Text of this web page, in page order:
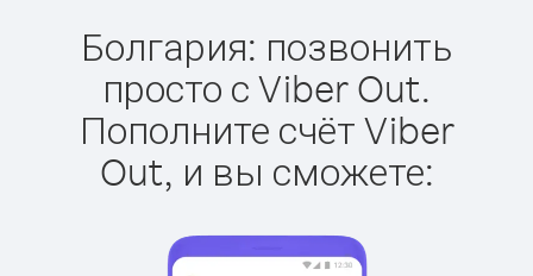
Болгария: позвонить
просто с Viber Out.
Пополните счёт Viber
Out, и вы сможете: